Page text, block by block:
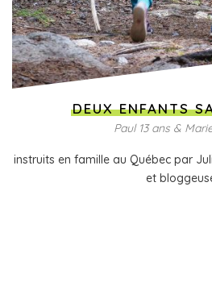
DEUX ENFANTS
Paul 13 ans &
instruits en famille au Québec par
et